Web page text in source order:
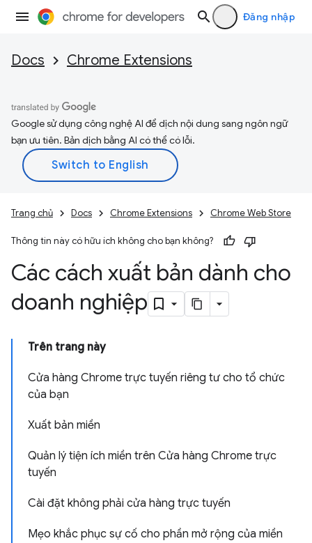
Đăng nhập
Docs Chrome Extensions
Google sử dụng công nghệ AI để dịch nội dung sang ngôn ngữ
bạn ưu tiên. Bản dịch bằng AI có thể có lỗi.
Trang chủ Docs Chrome Extensions Chrome Web Store
Thông tin này có hữu ích không cho bạn không?
Các cách xuất bản dành cho
doanh nghiệp
Trên trang này
Cửa hàng Chrome trực tuyến riêng tư cho tổ chức
của bạn
Xuất bản miền
Quản lý tiện ích miền trên Cửa hàng Chrome trực
tuyến
Cài đặt không phải cửa hàng trực tuyến
Mẹo khắc phục sự cố cho phần mở rộng của miền